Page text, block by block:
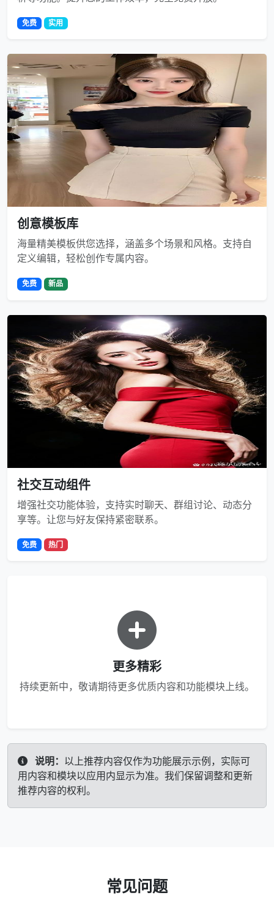
免费 实用
创意模板库
海量精美模板供您选择，涵盖多个场景和风格。支持自
定义编辑，轻松创作专属内容。
免费 新品
社交互动组件
增强社交功能体验，支持实时聊天、群组讨论、动态分
享等。让您与好友保持紧密联系。
免费 热门
更多精彩
持续更新中，敬请期待更多优质内容和功能模块上线。
说明： 以上推荐内容仅作为功能展示示例，实际可
用内容和模块以应用内显示为准。我们保留调整和更新
推荐内容的权利。
常见问题